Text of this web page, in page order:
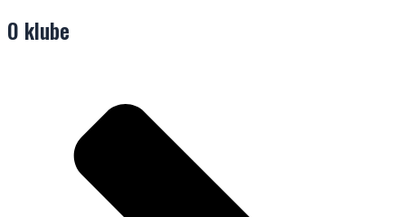
O klube